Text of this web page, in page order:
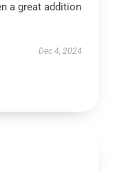
a great addition
Dec 4, 2024